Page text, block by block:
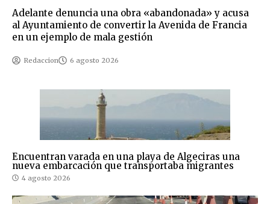
Adelante denuncia una obra «abandonada» y acusa
al Ayuntamiento de convertir la Avenida de Francia
en un ejemplo de mala gestión
Redaccion 6 agosto 2026
Encuentran varada en una playa de Algeciras una
nueva embarcación que transportaba migrantes
4 agosto 2026